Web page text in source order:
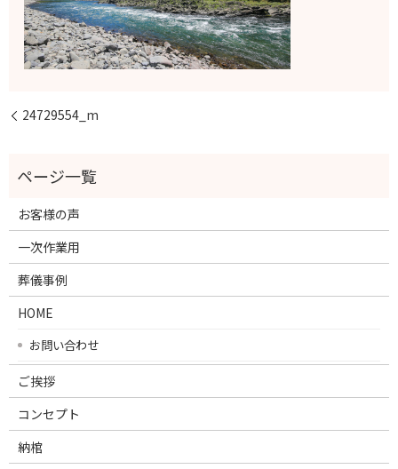
24729554_m
お客様の声
一次作業用
葬儀事例
HOME
お問い合わせ
ご挨拶
コンセプト
納棺